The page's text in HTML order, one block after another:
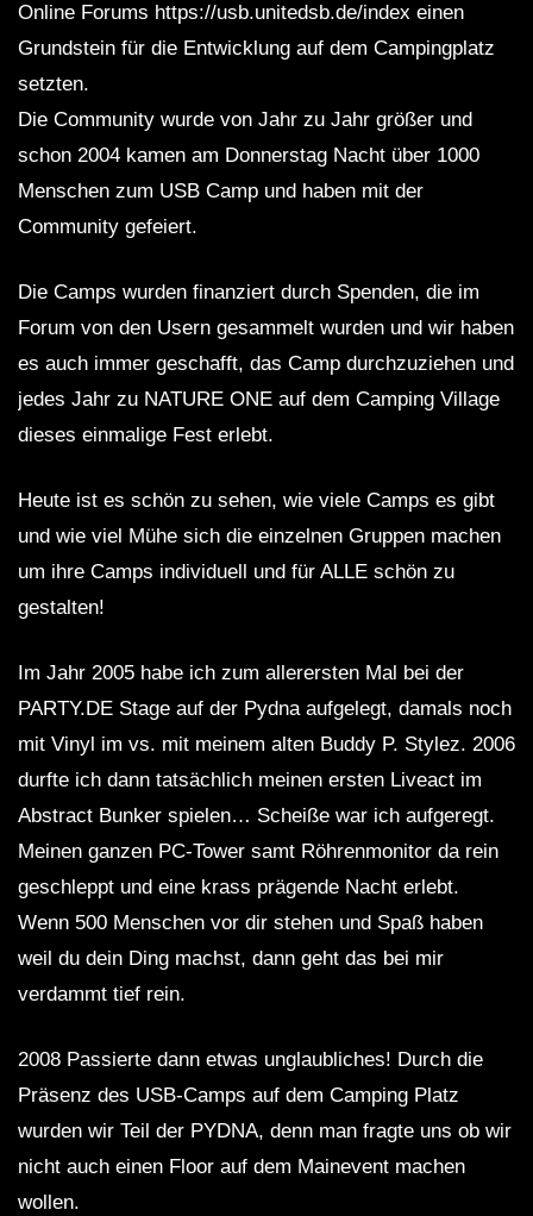
Online Forums https://usb.unitedsb.de/index einen
Grundstein für die Entwicklung auf dem Campingplatz
setzten.
Die Community wurde von Jahr zu Jahr größer und
schon 2004 kamen am Donnerstag Nacht über 1000
Menschen zum USB Camp und haben mit der
Community gefeiert.
Die Camps wurden finanziert durch Spenden, die im
Forum von den Usern gesammelt wurden und wir haben
es auch immer geschafft, das Camp durchzuziehen und
jedes Jahr zu NATURE ONE auf dem Camping Village
dieses einmalige Fest erlebt.
Heute ist es schön zu sehen, wie viele Camps es gibt
und wie viel Mühe sich die einzelnen Gruppen machen
um ihre Camps individuell und für ALLE schön zu
gestalten!
Im Jahr 2005 habe ich zum allerersten Mal bei der
PARTY.DE Stage auf der Pydna aufgelegt, damals noch
mit Vinyl im vs. mit meinem alten Buddy P. Stylez. 2006
durfte ich dann tatsächlich meinen ersten Liveact im
Abstract Bunker spielen… Scheiße war ich aufgeregt.
Meinen ganzen PC-Tower samt Röhrenmonitor da rein
geschleppt und eine krass prägende Nacht erlebt.
Wenn 500 Menschen vor dir stehen und Spaß haben
weil du dein Ding machst, dann geht das bei mir
verdammt tief rein.
2008 Passierte dann etwas unglaubliches! Durch die
Präsenz des USB-Camps auf dem Camping Platz
wurden wir Teil der PYDNA, denn man fragte uns ob wir
nicht auch einen Floor auf dem Mainevent machen
wollen.